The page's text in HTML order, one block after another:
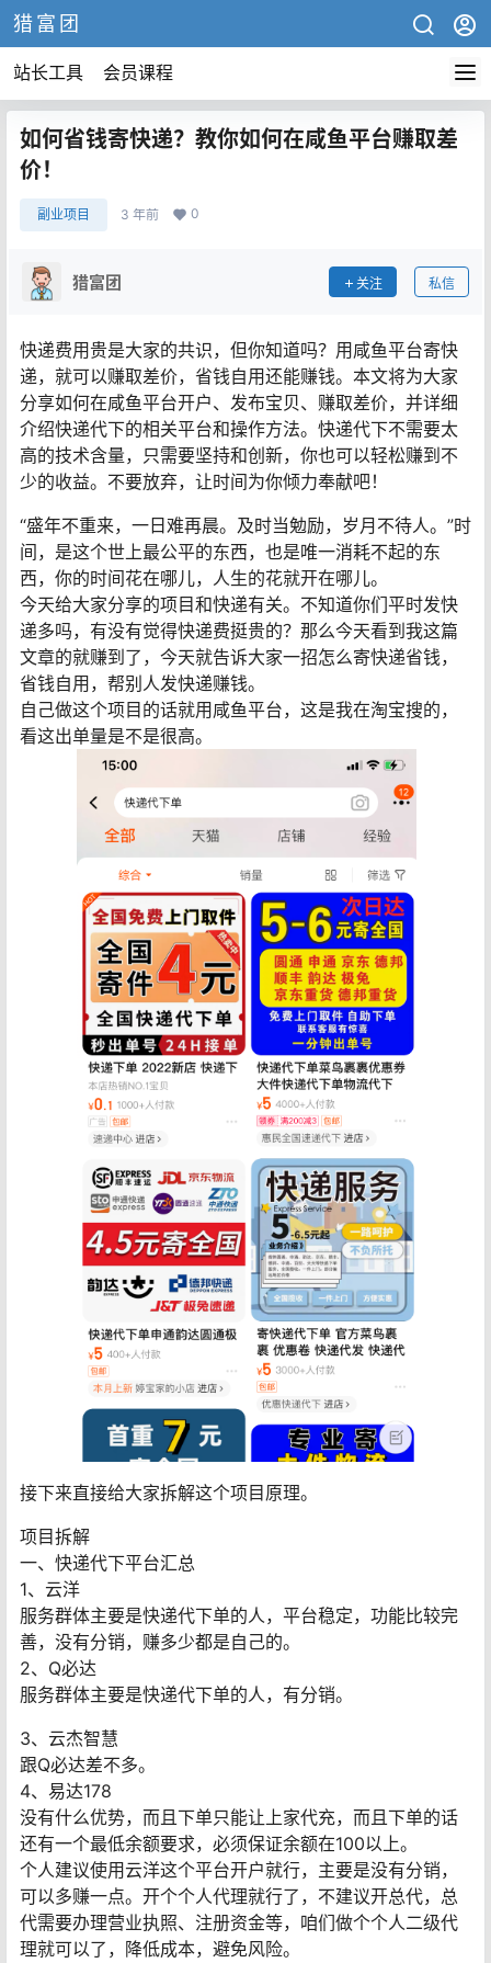
猎富团
站长工具 会员课程
如何省钱寄快递？教你如何在咸鱼平台赚取差
价！
副业项目 3 年前 0
猎富团 关注 私信
快递费用贵是大家的共识，但你知道吗？用咸鱼平台寄快
递，就可以赚取差价，省钱自用还能赚钱。本文将为大家
分享如何在咸鱼平台开户、发布宝贝、赚取差价，并详细
介绍快递代下的相关平台和操作方法。快递代下不需要太
高的技术含量，只需要坚持和创新，你也可以轻松赚到不
少的收益。不要放弃，让时间为你倾力奉献吧！
“盛年不重来，一日难再晨。及时当勉励，岁月不待人。”时
间，是这个世上最公平的东西，也是唯一消耗不起的东
西，你的时间花在哪儿，人生的花就开在哪儿。
今天给大家分享的项目和快递有关。不知道你们平时发快
递多吗，有没有觉得快递费挺贵的？那么今天看到我这篇
文章的就赚到了，今天就告诉大家一招怎么寄快递省钱，
省钱自用，帮别人发快递赚钱。
自己做这个项目的话就用咸鱼平台，这是我在淘宝搜的，
看这出单量是不是很高。
接下来直接给大家拆解这个项目原理。
项目拆解
一、快递代下平台汇总
1、云洋
服务群体主要是快递代下单的人，平台稳定，功能比较完
善，没有分销，赚多少都是自己的。
2、Q必达
服务群体主要是快递代下单的人，有分销。
3、云杰智慧
跟Q必达差不多。
4、易达178
没有什么优势，而且下单只能让上家代充，而且下单的话
还有一个最低余额要求，必须保证余额在100以上。
个人建议使用云洋这个平台开户就行，主要是没有分销，
可以多赚一点。开个个人代理就行了，不建议开总代，总
代需要办理营业执照、注册资金等，咱们做个个人二级代
理就可以了，降低成本，避免风险。